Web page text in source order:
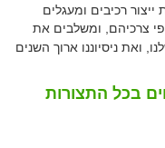
רכיבים ומעגלים
פי צרכיהם, ומשלבים את
ואת ניסיוננו ארוך השנים
בכל התצורות